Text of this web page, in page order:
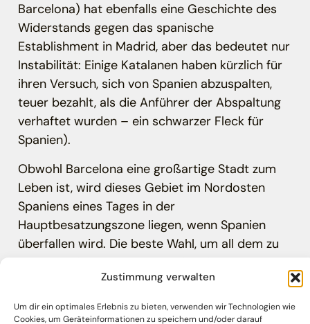
Zustimmung verwalten
Um dir ein optimales Erlebnis zu bieten, verwenden wir Technologien wie
Cookies, um Geräteinformationen zu speichern und/oder darauf
Barcelona) hat ebenfalls eine Geschichte des
Widerstands gegen das spanische
Establishment in Madrid, aber das bedeutet nur
Instabilität: Einige Katalanen haben kürzlich für
ihren Versuch, sich von Spanien abzuspalten,
teuer bezahlt, als die Anführer der Abspaltung
verhaftet wurden – ein schwarzer Fleck für
Spanien).
Obwohl Barcelona eine großartige Stadt zum
Leben ist, wird dieses Gebiet im Nordosten
Spaniens eines Tages in der
Hauptbesatzungszone liegen, wenn Spanien
überfallen wird. Die beste Wahl, um all dem zu
Landwirtschaft, und die Menschen sind
englischfreundlicher und entspannter als in
anderen Teilen des Landes. Wie bei jedem